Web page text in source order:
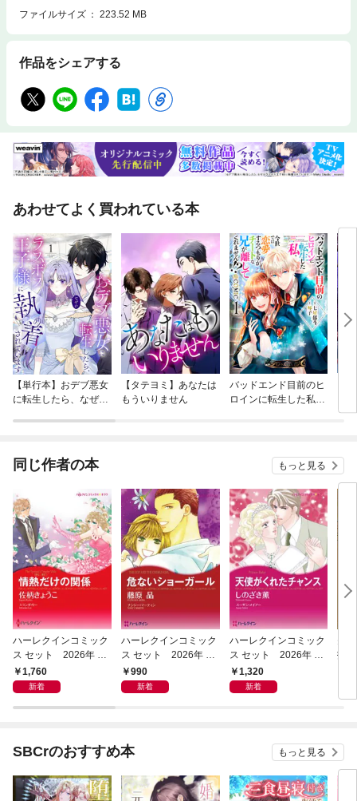
ファイルサイズ
223.52 MB
作品をシェアする
あわせてよく買われている本
【単行本】おデブ悪女
に転生したら、なぜか
【タテヨミ】あなたは
もういりません
バッドエンド目前のヒ
ロインに転生した私、
同じ作者の本 もっと見る
ハーレクインコミック
ス セット 2026年 vo
l.1082
1,760
新着
ハーレクインコミック
ス セット 2026年 vo
l.958
990
新着
ハーレクインコミック
ス セット 2026年 vo
l.1017
1,320
新着
払
SBCrのおすすめ本 もっと見る